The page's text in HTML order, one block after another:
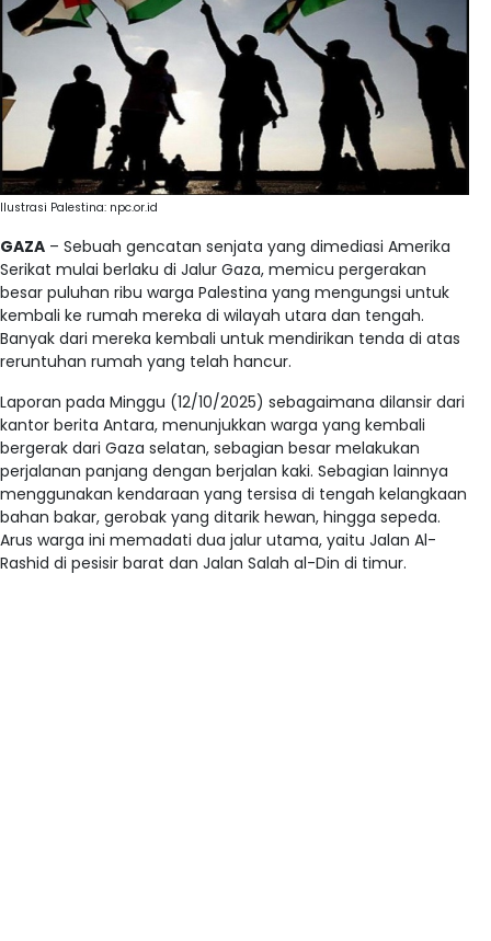
Ilustrasi Palestina: npc.or.id
GAZA – Sebuah gencatan senjata yang dimediasi Amerika
Serikat mulai berlaku di Jalur Gaza, memicu pergerakan
besar puluhan ribu warga Palestina yang mengungsi untuk
kembali ke rumah mereka di wilayah utara dan tengah.
Banyak dari mereka kembali untuk mendirikan tenda di atas
reruntuhan rumah yang telah hancur.
Laporan pada Minggu (12/10/2025) sebagaimana dilansir dari
kantor berita Antara, menunjukkan warga yang kembali
bergerak dari Gaza selatan, sebagian besar melakukan
perjalanan panjang dengan berjalan kaki. Sebagian lainnya
menggunakan kendaraan yang tersisa di tengah kelangkaan
bahan bakar, gerobak yang ditarik hewan, hingga sepeda.
Arus warga ini memadati dua jalur utama, yaitu Jalan Al-
Rashid di pesisir barat dan Jalan Salah al-Din di timur.